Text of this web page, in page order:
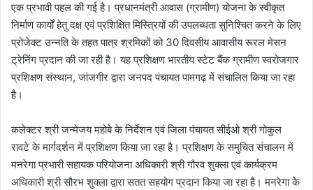
एक प्रभावी पहल की गई है। प्रधानमंत्री आवास (ग्रामीण) योजना के स्वीकृत
निर्माण कार्यों हेतु दक्ष एवं प्रशिक्षित मिस्त्रियों की उपलब्धता सुनिश्चित करने के लिए
प्रोजेक्ट उन्नति के तहत पात्र श्रमिकों को 30 दिवसीय आवासीय रूरल मेसन
ट्रेनिंग प्रदान की जा रही है। यह प्रशिक्षण भारतीय स्टेट बैंक ग्रामीण स्वरोजगार
प्रशिक्षण संस्थान, जांजगीर द्वारा जनपद पंचायत पामगढ़ में संचालित किया जा रहा
है।
कलेक्टर श्री जन्मेजय महोबे के निर्देशन एवं जिला पंचायत सीईओ श्री गोकुल
रावटे के मार्गदर्शन में प्रशिक्षण किया जा रहा है। प्रशिक्षण के समुचित संचालन में
मनरेगा प्रभारी सहायक परियोजना अधिकारी श्री गौरव शुक्ला एवं कार्यक्रम
अधिकारी श्री सौरभ शुक्ला द्वारा सतत सहयोग प्रदान किया जा रहा है। मनरेगा के